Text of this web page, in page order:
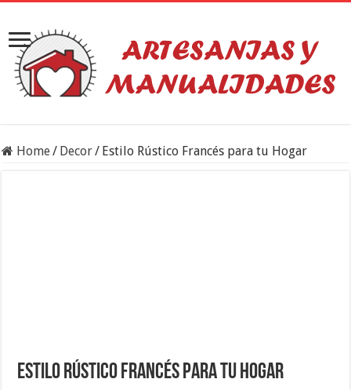
Home/ Decor/ Estilo Rústico Francés para tu Hogar
Estilo Rústico Francés para tu Hogar